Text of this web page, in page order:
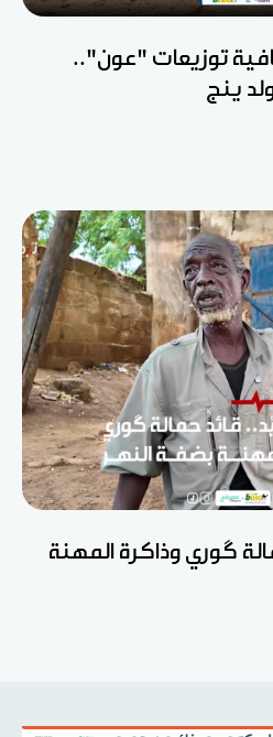
توزيعات "عون"..
ينج
گوري وذاكرة المهنة